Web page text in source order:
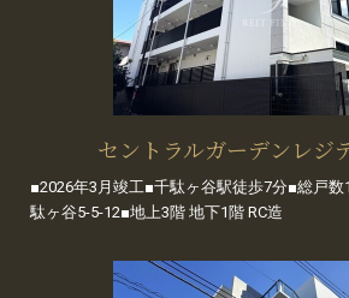
セントラルガーデンレジ
■2026年3月竣工■千駄ヶ谷駅徒歩7分■総戸
駄ヶ谷5-5-12■地上3階 地下1階 RC造